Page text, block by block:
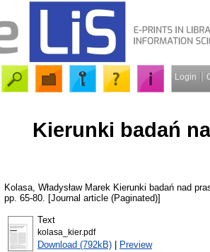
Login
Kierunki badań
Kolasa, Władysław Marek Kierunki badań nad
pp. 65-80. [Journal article (Paginated)]
Text
kolasa_kier.pdf
Download (792kB) | Preview